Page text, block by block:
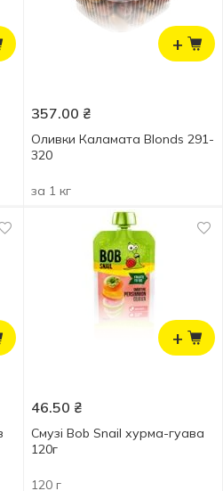
+
357.00 ₴
Оливки Каламата Blonds 291-
320
за 1 кг
+
46.50 ₴
Смузі Bob Snail хурма-гуава
120г
120 г